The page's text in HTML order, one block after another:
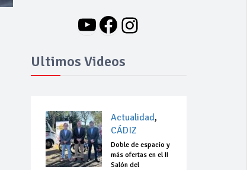
YouTube
Facebook
Instagram
Ultimos Videos
Actualidad,
CÁDIZ
Doble de espacio y
más ofertas en el II
Salón del